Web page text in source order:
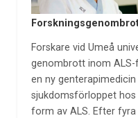
Forskare vid Umeå
genombrott inom
en ny
sjukdomsförloppet
form av ALS. Efter